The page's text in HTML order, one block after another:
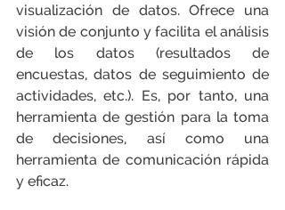
visualización de datos. Ofrece una
visión de conjunto y facilita el análisis
de los datos (resultados de
encuestas, datos de seguimiento de
actividades, etc.). Es, por tanto, una
herramienta de gestión para la toma
de decisiones, así como una
herramienta de comunicación rápida
y eficaz.